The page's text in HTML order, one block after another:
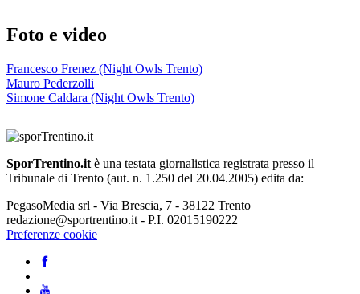
Foto e video
Francesco Frenez (Night Owls Trento)
Mauro Pederzolli
Simone Caldara (Night Owls Trento)
SporTrentino.it è una testata giornalistica registrata presso il
Tribunale di Trento (aut. n. 1.250 del 20.04.2005) edita da:
PegasoMedia srl - Via Brescia, 7 - 38122 Trento
redazione@sportrentino.it - P.I. 02015190222
Preferenze cookie